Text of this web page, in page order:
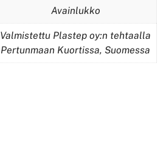
Avainlukko
Valmistettu Plastep oy:n tehtaalla
Pertunmaan Kuortissa, Suomessa